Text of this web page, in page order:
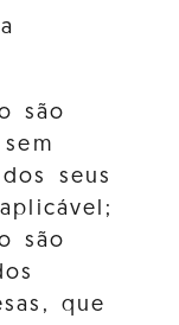
são
seus
são
que